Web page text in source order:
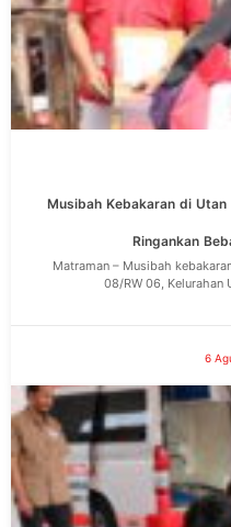
Musibah Kebakaran di
Ringankan
Matraman – Musibah
08/RW 06, Kelurahan
6